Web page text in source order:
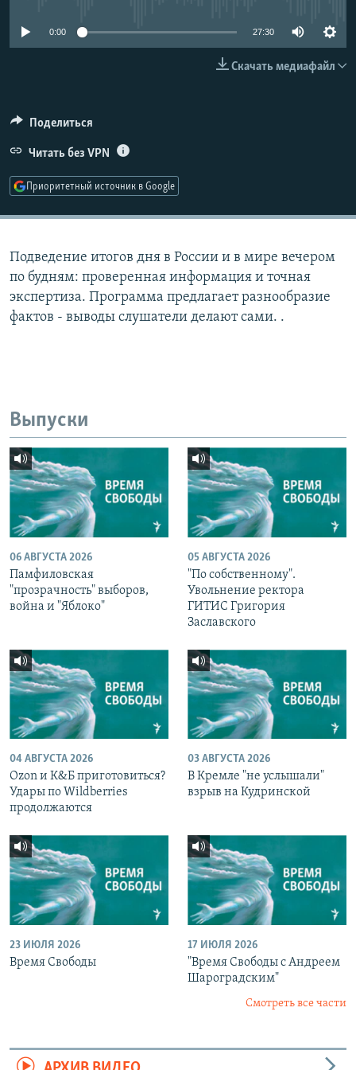
Все сайты РСЕ/РС
0:00 27:30
Скачать медиафайл
Поделиться
Читать без VPN
Приоритетный источник в Google
Подведение итогов дня в России и в мире вечером
по будням: проверенная информация и точная
экспертиза. Программа предлагает разнообразие
фактов - выводы слушатели делают сами. .
Выпуски
06 АВГУСТА 2026
Памфиловская
"прозрачность" выборов,
война и "Яблоко"
05 АВГУСТА 2026
"По собственному".
Увольнение ректора
ГИТИС Григория
Заславского
04 АВГУСТА 2026
Ozon и К&Б приготовиться?
Удары по Wildberries
продолжаются
03 АВГУСТА 2026
В Кремле "не услышали"
взрыв на Кудринской
23 ИЮЛЯ 2026
Время Свободы
17 ИЮЛЯ 2026
"Время Свободы с Андреем
Шароградским"
Смотреть все части